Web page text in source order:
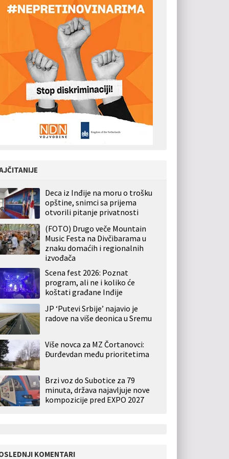
Deca iz Inđije na moru o trošku
opštine, snimci sa prijema
otvorili pitanje privatnosti
(FOTO) Drugo veče Mountain
Music Festa na Divčibarama u
znaku domaćih i regionalnih
izvođača
Scena fest 2026: Poznat
program, ali ne i koliko će
koštati građane Inđije
JP ‘Putevi Srbije’ najavio je
radove na više deonica u Sremu
Više novca za MZ Čortanovci:
Đurđevdan među prioritetima
Brzi voz do Subotice za 79
minuta, država najavljuje nove
kompozicije pred EXPO 2027
KOMENTARI